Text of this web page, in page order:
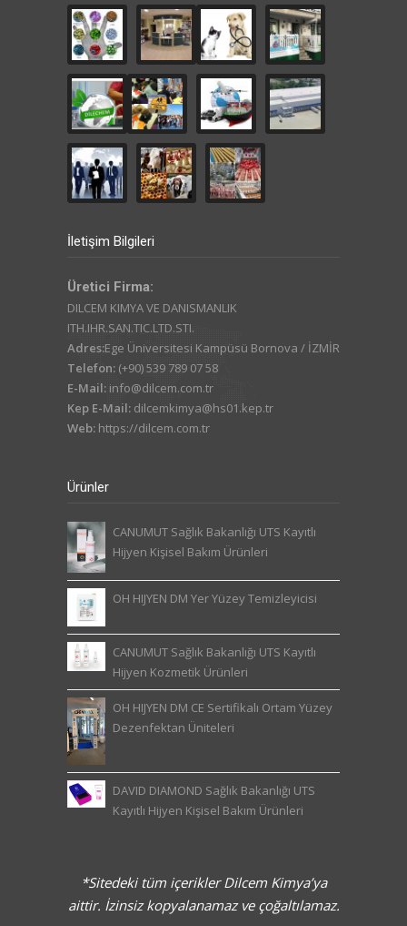
İletişim Bilgileri
Üretici Firma:
DILCEM KIMYA VE DANISMANLIK
ITH.IHR.SAN.TIC.LTD.STI.
Adres:Ege Üniversitesi Kampüsü Bornova / İZMİR
Telefon: (+90) 539 789 07 58
E-Mail: info@dilcem.com.tr
Kep E-Mail: dilcemkimya@hs01.kep.tr
Web: https://dilcem.com.tr
Ürünler
CANUMUT Sağlık Bakanlığı UTS Kayıtlı
Hijyen Kişisel Bakım Ürünleri
OH HIJYEN DM Yer Yüzey Temizleyicisi
CANUMUT Sağlık Bakanlığı UTS Kayıtlı
Hijyen Kozmetik Ürünleri
OH HIJYEN DM CE Sertifikalı Ortam Yüzey
Dezenfektan Üniteleri
DAVID DIAMOND Sağlık Bakanlığı UTS
Kayıtlı Hijyen Kişisel Bakım Ürünleri
*Sitedeki tüm içerikler Dilcem Kimya’ya
aittir. İzinsiz kopyalanamaz ve çoğaltılamaz.